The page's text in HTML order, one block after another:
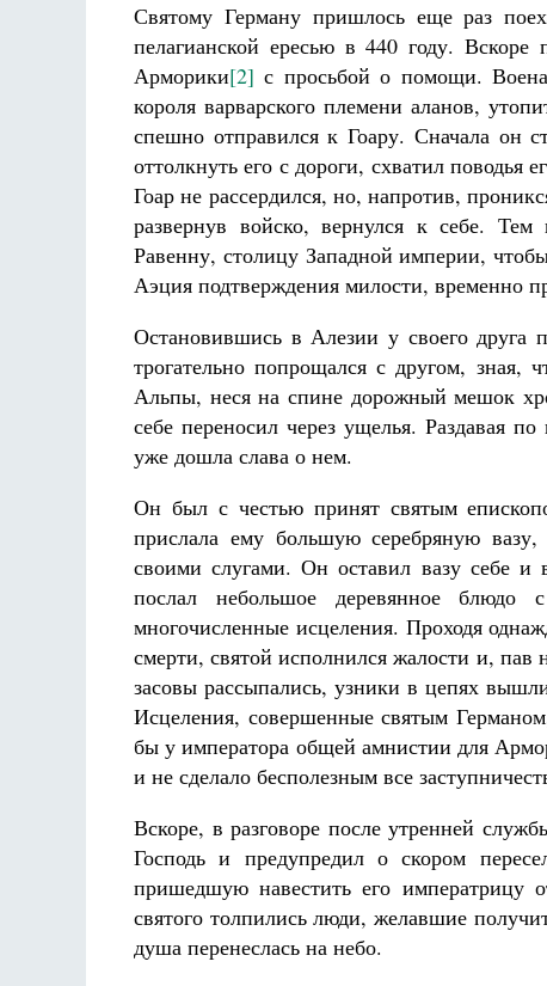
Святому Герману пришлось еще раз
пелагианской ересью в 440 году.
Арморики[2] с просьбой о помощи.
короля варварского племени аланов,
спешно отправился к Гоару. Сначала он
оттолкнуть его с дороги, схватил поводья
Гоар не рассердился, но, напротив,
развернув войско, вернулся к себе.
Равенну, столицу Западной империи,
Аэция подтверждения милости, временно
Остановившись в Алезии у своего друга
трогательно попрощался с другом, зная,
Альпы, неся на спине дорожный мешок
себе переносил через ущелья. Раздавая
уже дошла слава о нем.
Он был с честью принят святым
прислала ему большую серебряную
своими слугами. Он оставил вазу себе и
послал небольшое деревянное блюдо
многочисленные исцеления. Проходя
смерти, святой исполнился жалости и, пав
засовы рассыпались, узники в цепях
Исцеления, совершенные святым
бы у императора общей амнистии для
и не сделало бесполезным все
Вскоре, в разговоре после утренней
Господь и предупредил о скором
пришедшую навестить его императрицу
святого толпились люди, желавшие
душа перенеслась на небо.